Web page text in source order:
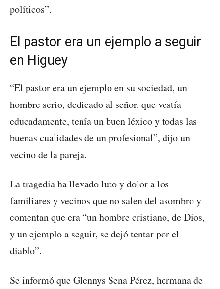
políticos”.
El pastor era un ejemplo a seguir
en Higuey
“El pastor era un ejemplo en su sociedad, un
hombre serio, dedicado al señor, que vestía
educadamente, tenía un buen léxico y todas las
buenas cualidades de un profesional”, dijo un
vecino de la pareja.
La tragedia ha llevado luto y dolor a los
familiares y vecinos que no salen del asombro y
comentan que era “un hombre cristiano, de Dios,
y un ejemplo a seguir, se dejó tentar por el
diablo”.
Se informó que Glennys Sena Pérez, hermana de